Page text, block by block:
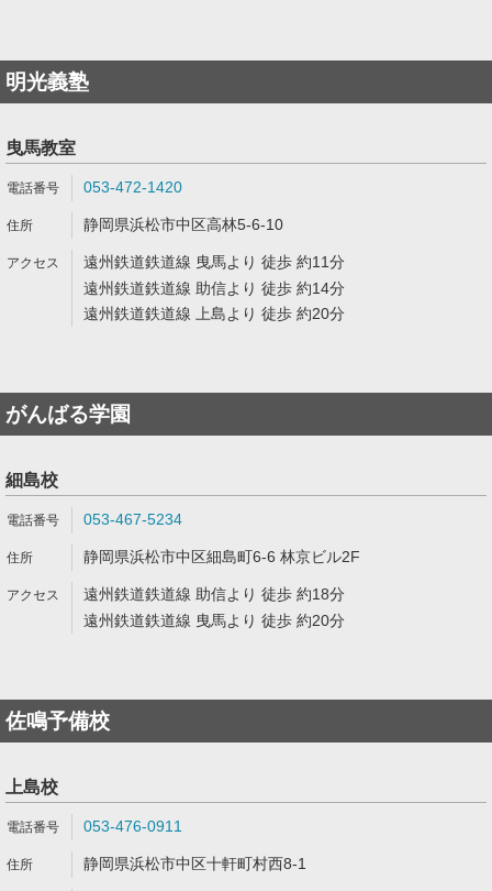
明光義塾
曳馬教室
053-472-1420
静岡県浜松市中区高林5-6-10
遠州鉄道鉄道線 曳馬より 徒歩 約11分
遠州鉄道鉄道線 助信より 徒歩 約14分
遠州鉄道鉄道線 上島より 徒歩 約20分
がんばる学園
細島校
053-467-5234
静岡県浜松市中区細島町6-6 林京ビル2F
遠州鉄道鉄道線 助信より 徒歩 約18分
遠州鉄道鉄道線 曳馬より 徒歩 約20分
佐鳴予備校
上島校
053-476-0911
静岡県浜松市中区十軒町村西8-1